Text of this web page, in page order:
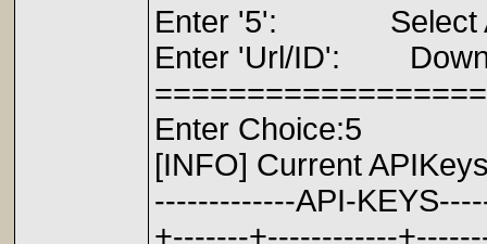
Enter '5':
Enter 'Url/ID':
Enter Choice:5
[INFO] Current
-------------API-
+-------+------------